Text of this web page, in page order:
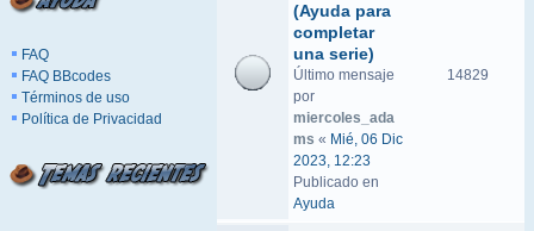
FAQ
FAQ BBcodes
Términos de uso
Política de Privacidad
(Ayuda para
completar
una serie)
Último mensaje
por
miercoles_ada
ms « Mié, 06 Dic
2023, 12:23
Publicado en
Ayuda
14829